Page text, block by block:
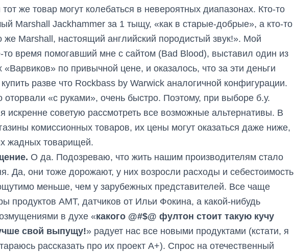
же товар могут колебаться в невероятных диапазонах. Кто-то
Marshall Jackhammer за 1 тыщу, «как в старые-добрые», а кто-то
же Marshall, настоящий английский породистый звук!». Мой
то время помогавший мне с сайтом (Bad Blood), выставил один из
«Варвиков» по привычной цене, и оказалось, что за эти деньги
разве что Rockbass by Warwick аналогичной конфигурации.
оторвали «с руками», очень быстро. Поэтому, при выборе б.у.
искренне советую рассмотреть все возможные альтернативы. В
комиссионных товаров, их цены могут оказаться даже ниже,
жадных товарищей.
О да. Подозреваю, что жить нашим производителям стало
Да, они тоже дорожают, у них возросли расходы и себестоимость
меньше, чем у зарубежных представителей. Все чаще
продуктов AMT, датчиков от Ильи Фокина, а какой-нибудь
в духе «какого @#$@ фултон стоит такую кучу
свой выпущу!» радует нас все новыми продуктами (кстати, я
рассказать про их проект А+). Спрос на отечественный